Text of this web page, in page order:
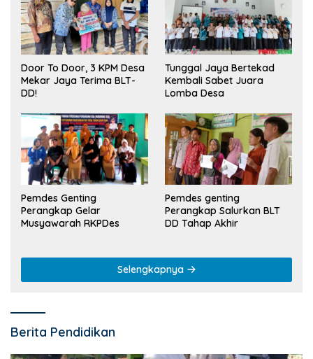
Door To Door, 3 KPM Desa
Mekar Jaya Terima BLT-
DD!
Tunggal Jaya Bertekad
Kembali Sabet Juara
Lomba Desa
Pemdes Genting
Perangkap Gelar
Musyawarah RKPDes
Pemdes genting
Perangkap Salurkan BLT
DD Tahap Akhir
Selengkapnya
Berita Pendidikan